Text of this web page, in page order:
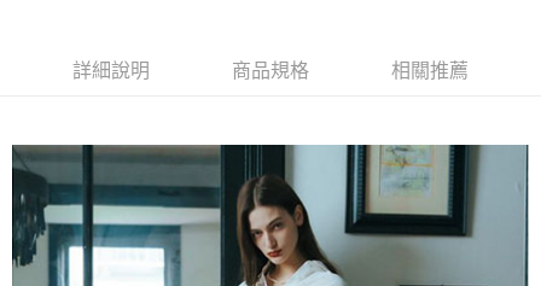
相關說明
【大哥付你分期使用說明】
流程，驗證手機門號後，選擇欲分期的期數、繳款截止日，確認付款後即完
成交易。
3.實際核准額度、可分期數及費用金額請依後續交易確認頁面所載為準。
4.訂單成立30分鐘內，如未前往確認交易或遇審核未通過，訂單將自動取
消。如遇「轉專審核」未通過狀況，表示未達大哥付你分期系統評分，恕無
法說明評估內容。
【繳款方式說明】
【關於「AFTEE先享後付」】
AFTEE先享後付是「在收到商品之後才付款」的支付方式。 讓您購物簡單
便利好安心！
１．簡單：不需註冊會員、不需綁卡、不需儲值。
２．便利：只要手機號碼，簡訊認證，即可結帳。
３．安心：先確認商品／服務後，再付款。
ATM付款
運送方式
全家取貨付款
詳細說明 商品規格 相關推薦